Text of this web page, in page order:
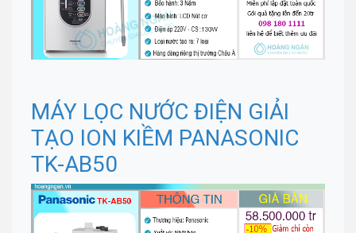
MÁY LỌC NƯỚC ĐIỆN GIẢI
TẠO ION KIỀM PANASONIC
TK-AB50